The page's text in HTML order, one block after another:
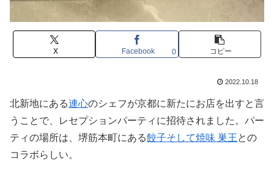
X Facebook 0 コピー
2022.10.18
北新地にある連心のシェフが京都に新たにお店を出すと言
うことで、レセプションパーティに招待されました。パー
ティの場所は、堺筋本町にある餃子そして焼味 巣王との
コラボらしい。